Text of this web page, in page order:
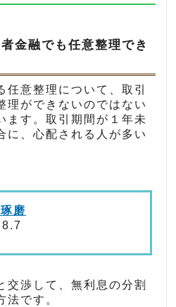
金融でも任意整理でき
任意整理について、取引
理ができないのではない
ます。取引期間が１年未
に、心配される人が多い
磨
交渉して、無利息の分割
法です。